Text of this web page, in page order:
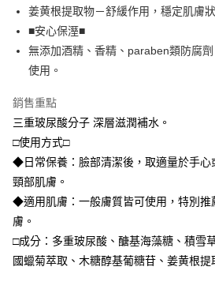
姜黄根提取物－舒緩作用，穩定肌膚狀
■安心保溼■
無添加酒精、香精、paraben類防腐
使用。
銷售重點
三重玻尿酸分子 深層滋潤補水。
□使用方式□
◆日常保養：臉部清潔後，取適量於手心
頸部肌膚。
◆適用肌膚：一般膚質皆可使用，特別推
膚。
□成分：多重玻尿酸、醣基海藻糖、積雪
國蠟菊萃取、木糖醇基葡糖苷、姜黄根提